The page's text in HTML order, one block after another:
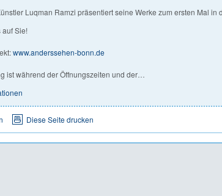
Luqman Ramzi präsentiert seine Werke zum ersten Mal
auf Sie!
www.anderssehen-bonn.de
ist während der Öffnungszeiten und der…
Diese Seite drucken